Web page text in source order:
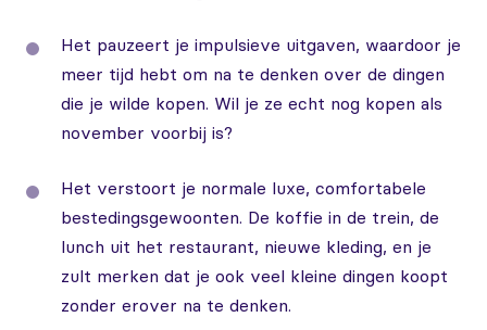
Het pauzeert je impulsieve uitgaven, waardoor je
meer tijd hebt om na te denken over de dingen
die je wilde kopen. Wil je ze echt nog kopen als
november voorbij is?
Het verstoort je normale luxe, comfortabele
bestedingsgewoonten. De koffie in de trein, de
lunch uit het restaurant, nieuwe kleding, en je
zult merken dat je ook veel kleine dingen koopt
zonder erover na te denken.